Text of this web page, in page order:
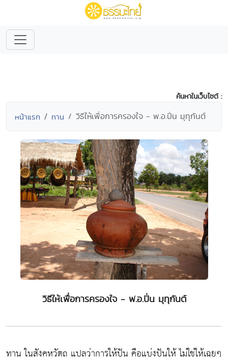
ค้นหาในเว็บไซต์ :
หน้าแรก ทาน วิธีให้เพื่อการครองใจ - พ.อ.ปิ่น มุทุกันต์
วิธีให้เพื่อการครองใจ - พ.อ.ปิ่น มุทุกันต์